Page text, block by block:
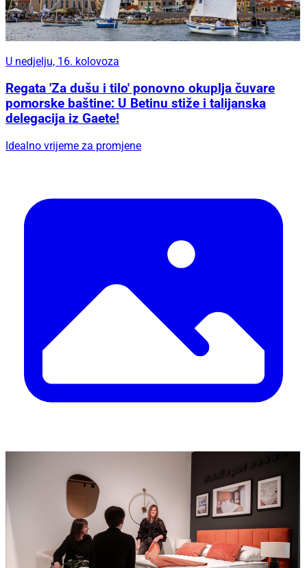
U nedjelju, 16. kolovoza
Regata 'Za dušu i tilo' ponovno okuplja čuvare
pomorske baštine: U Betinu stiže i talijanska
delegacija iz Gaete!
Idealno vrijeme za promjene